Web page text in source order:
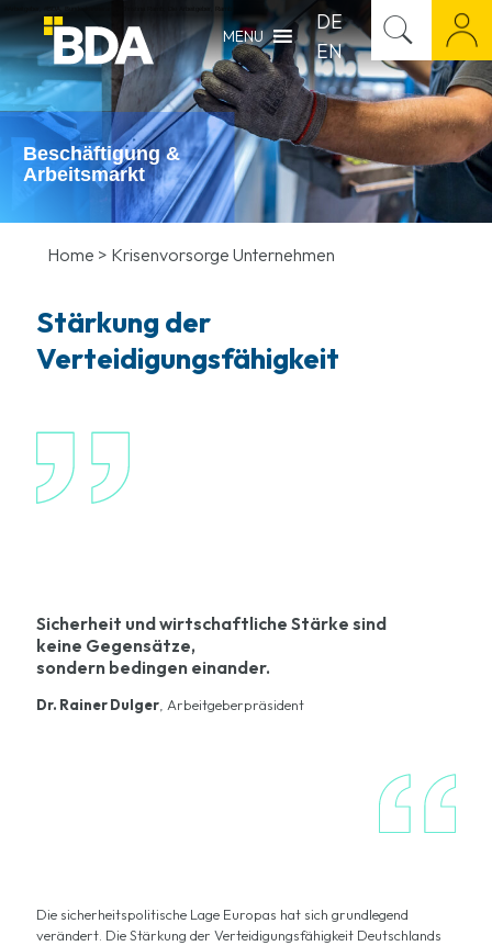
MENU
DE
EN
Beschäftigung &
Arbeitsmarkt
Home > Krisenvorsorge Unternehmen
Stärkung der
Verteidigungsfähigkeit
Sicherheit und wirtschaftliche Stärke sind
keine Gegensätze,
sondern bedingen einander.
Dr. Rainer Dulger, Arbeitgeberpräsident
Die sicherheitspolitische Lage Europas hat sich grundlegend
verändert. Die Stärkung der Verteidigungsfähigkeit Deutschlands